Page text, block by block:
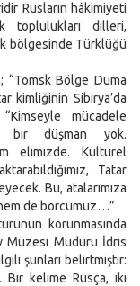
Rusların hâkimiyeti
toplulukları dilleri,
bölgesinde Türklüğü
“Tomsk Bölge Duma
kimliğinin Sibirya’da
mücadele
bir düşman yok.
elimizde. Kültürel
Tatar
Bu, atalarımıza
de borcumuz…”
korunmasında
Müzesi Müdürü İdris
şunları belirtmiştir:
Bir kelime Rusça, iki